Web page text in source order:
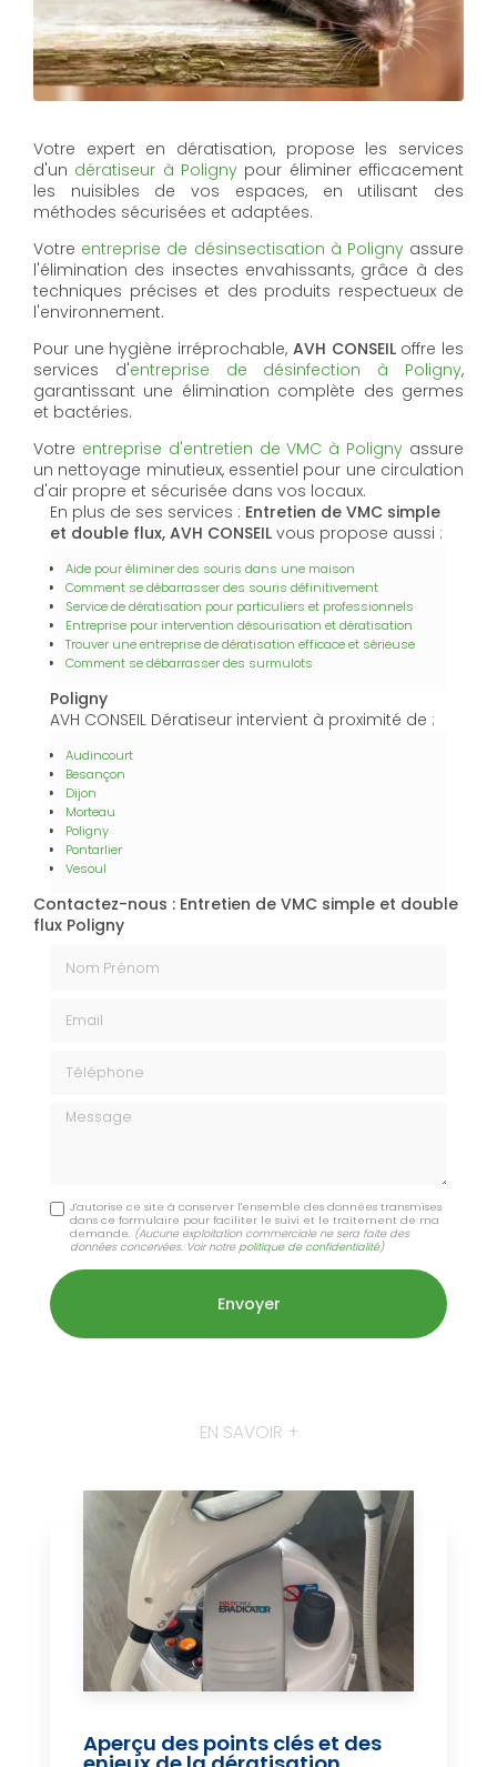
Votre expert en dératisation, propose les services
d'un dératiseur à Poligny pour éliminer efficacement
les nuisibles de vos espaces, en utilisant des
méthodes sécurisées et adaptées.
Votre entreprise de désinsectisation à Polignyassure
l'élimination des insectes envahissants, grâce à des
techniques précises et des produits respectueux de
l'environnement.
Pour une hygiène irréprochable, AVH CONSEILoffre les
services d'entreprise de désinfection à Poligny,
garantissant une élimination complète des germes
et bactéries.
Votre entreprise d'entretien de VMC à Poligny assure
un nettoyage minutieux, essentiel pour une circulation
d'air propre et sécurisée dans vos locaux.
En plus de ses services : Entretien de VMC simple
et double flux, AVH CONSEIL vous propose aussi :
Aide pour éliminer des souris dans une maison
Comment se débarrasser des souris définitivement
Service de dératisation pour particuliers et professionnels
Entreprise pour intervention désourisation et dératisation
Trouver une entreprise de dératisation efficace et sérieuse
Comment se débarrasser des surmulots
Poligny
AVH CONSEIL Dératiseur intervient à proximité de :
Audincourt
Besançon
Dijon
Morteau
Poligny
Pontarlier
Vesoul
Contactez-nous : Entretien de VMC simple et double
flux Poligny
Message
J'autorise ce site à conserver l'ensemble des données transmises
dans ce formulaire pour faciliter le suivi et le traitement de ma
demande. (Aucune exploitation commerciale ne sera faite des
données concervées. Voir notre politique de confidentialité)
EN SAVOIR +
Aperçu des points clés et des